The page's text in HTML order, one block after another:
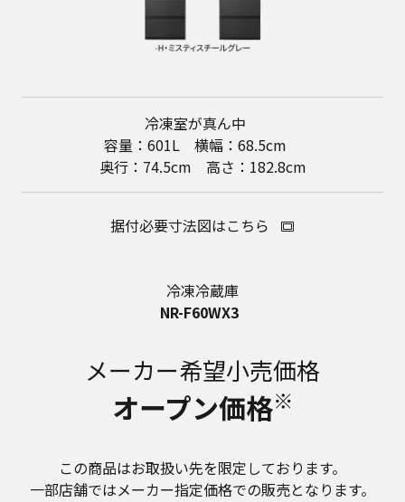
冷凍室が真ん中
容量：601L 横幅：68.5cm
奥行：74.5cm 高さ：182.8cm
据付必要寸法図はこちら
冷凍冷蔵庫
NR-F60WX3
メーカー希望小売価格
オープン価格※
この商品はお取扱い先を限定しております。
一部店舗ではメーカー指定価格での販売となります。